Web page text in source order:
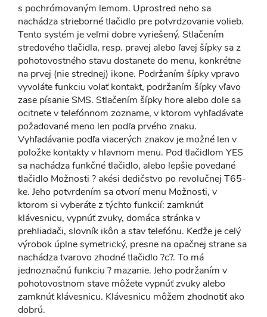
s pochrómovaným lemom. Uprostred neho sa
nachádza strieborné tlačidlo pre potvrdzovanie volieb.
Tento systém je veľmi dobre vyriešený. Stlačením
stredového tlačidla, resp. pravej alebo ľavej šípky sa z
pohotovostného stavu dostanete do menu, konkrétne
na prvej (nie strednej) ikone. Podržaním šípky vpravo
vyvoláte funkciu volať kontakt, podržaním šípky vľavo
zase písanie SMS. Stlačením šípky hore alebo dole sa
ocitnete v telefónnom zozname, v ktorom vyhľadávate
požadované meno len podľa prvého znaku.
Vyhľadávanie podľa viacerých znakov je možné len v
položke kontakty v hlavnom menu. Pod tlačidlom YES
sa nachádza funkčné tlačidlo, alebo lepšie povedané
tlačidlo Možnosti ? akési dedičstvo po revolučnej T65-
ke. Jeho potvrdením sa otvorí menu Možnosti, v
ktorom si vyberáte z týchto funkcií: zamknúť
klávesnicu, vypnúť zvuky, domáca stránka v
prehliadači, slovník ikôn a stav telefónu. Keďže je celý
výrobok úplne symetrický, presne na opačnej strane sa
nachádza tvarovo zhodné tlačidlo ?c?. To má
jednoznačnú funkciu ? mazanie. Jeho podržaním v
pohotovostnom stave môžete vypnúť zvuky alebo
zamknúť klávesnicu. Klávesnicu môžem zhodnotiť ako
dobrú.